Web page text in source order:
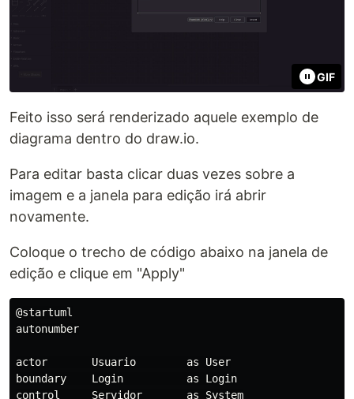
GIF
Feito isso será renderizado aquele exemplo de
diagrama dentro do draw.io.
Para editar basta clicar duas vezes sobre a
imagem e a janela para edição irá abrir
novamente.
Coloque o trecho de código abaixo na janela de
edição e clique em "Apply"
@startuml
autonumber
actor       Usuario        as User
boundary    Login          as Login
control     Servidor       as System